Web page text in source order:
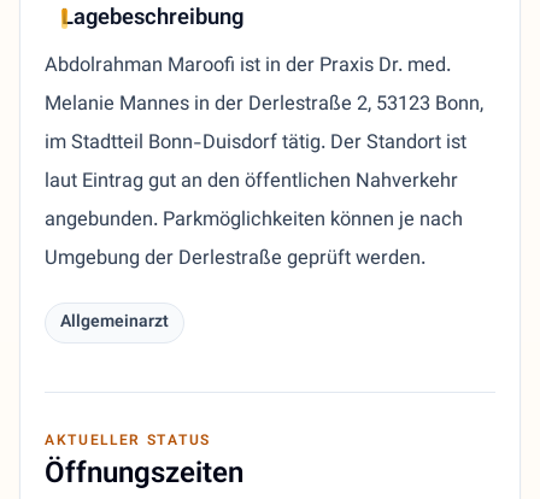
Lagebeschreibung
Abdolrahman Maroofi ist in der Praxis Dr. med.
Melanie Mannes in der Derlestraße 2, 53123 Bonn,
im Stadtteil Bonn-Duisdorf tätig. Der Standort ist
laut Eintrag gut an den öffentlichen Nahverkehr
angebunden. Parkmöglichkeiten können je nach
Umgebung der Derlestraße geprüft werden.
Allgemeinarzt
AKTUELLER STATUS
Öffnungszeiten